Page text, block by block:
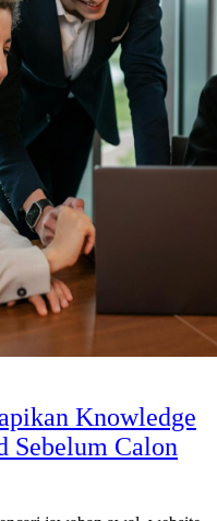
Knowledge
Sebelum Calon